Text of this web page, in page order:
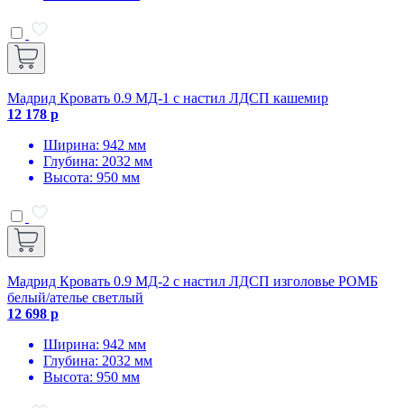
Мадрид Кровать 0.9 МД-1 с настил ЛДСП кашемир
12 178 р
Ширина: 942 мм
Глубина: 2032 мм
Высота: 950 мм
Мадрид Кровать 0.9 МД-2 с настил ЛДСП изголовье РОМБ
белый/ателье светлый
12 698 р
Ширина: 942 мм
Глубина: 2032 мм
Высота: 950 мм